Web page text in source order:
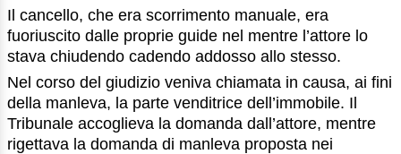
Il cancello, che era scorrimento manuale, era
fuoriuscito dalle proprie guide nel mentre l’attore lo
stava chiudendo cadendo addosso allo stesso.
Nel corso del giudizio veniva chiamata in causa, ai fini
della manleva, la parte venditrice dell’immobile. Il
Tribunale accoglieva la domanda dall’attore, mentre
rigettava la domanda di manleva proposta nei